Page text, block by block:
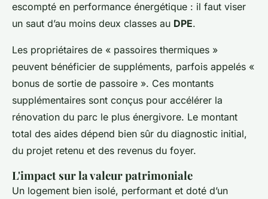
escompté en performance énergétique : il faut viser
un saut d’au moins deux classes au DPE.
Les propriétaires de « passoires thermiques »
peuvent bénéficier de suppléments, parfois appelés «
bonus de sortie de passoire ». Ces montants
supplémentaires sont conçus pour accélérer la
rénovation du parc le plus énergivore. Le montant
total des aides dépend bien sûr du diagnostic initial,
du projet retenu et des revenus du foyer.
L'impact sur la valeur patrimoniale
Un logement bien isolé, performant et doté d’un